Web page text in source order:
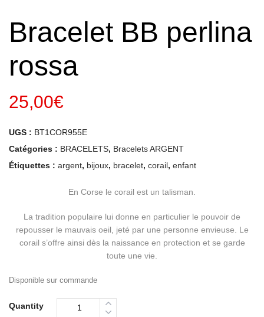
Bracelet BB perlina
rossa
25,00€
UGS : BT1COR955E
Catégories : BRACELETS, Bracelets ARGENT
Étiquettes : argent, bijoux, bracelet, corail, enfant
En Corse le corail est un talisman.
La tradition populaire lui donne en particulier le pouvoir de
repousser le mauvais oeil, jeté par une personne envieuse. Le
corail s’offre ainsi dès la naissance en protection et se garde
toute une vie.
Disponible sur commande
Quantity